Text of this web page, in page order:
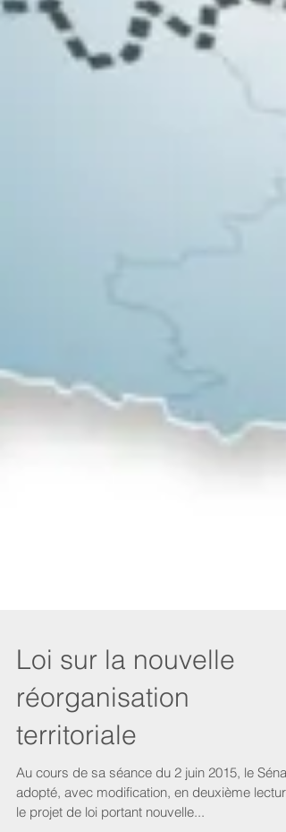
Loi sur la nouvelle
réorganisation
territoriale